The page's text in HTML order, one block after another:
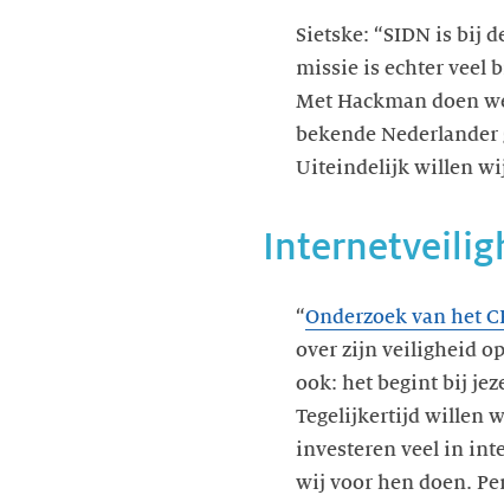
Sietske: “SIDN is bij
missie is echter veel
Met Hackman doen
bekende
Uiteindelijk willen wij
“Onderzoek van het
over zijn veiligheid
ook: het begint bij
Tegelijkertijd willen
investeren veel in
wij voor hen doen.